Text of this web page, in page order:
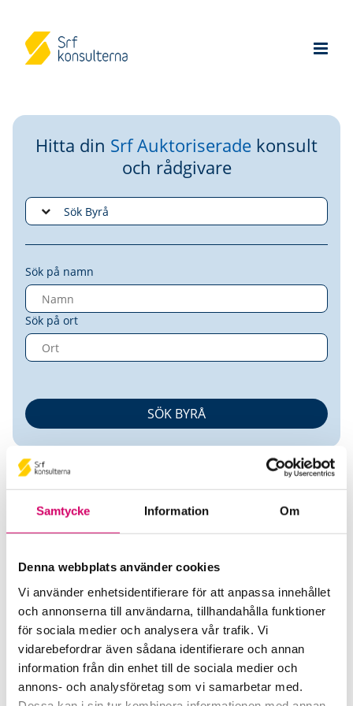
Samtycke Information Om
Denna webbplats använder cookies
Vi använder enhetsidentifierare för att anpassa innehållet
och annonserna till användarna, tillhandahålla funktioner
för sociala medier och analysera vår trafik. Vi
vidarebefordrar även sådana identifierare och annan
information från din enhet till de sociala medier och
annons- och analysföretag som vi samarbetar med.
Hitta din Srf Auktoriserade konsult
och rådgivare
Sök på namn
Sök på ort
Erik Kostet
Auktoriserad Lönekonsult
Erik Kostet
STOCKHOLM
Telefon